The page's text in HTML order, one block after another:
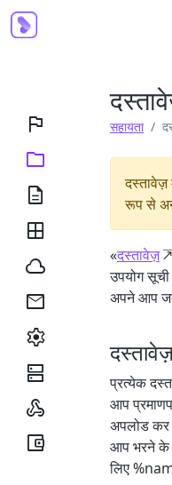










सहायता
दस्तावेज़
रूप से
«दस्तावेज़
उपयोग
अपने आप
प्रत्येक
आप
अपलोड कर
आप भरने के
लिए